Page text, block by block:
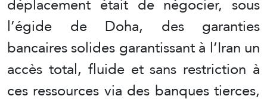
l’égide de Doha, des garanties
bancaires solides garantissant à l’Iran un
accès total, fluide et sans restriction à
ces ressources via des banques tierces,